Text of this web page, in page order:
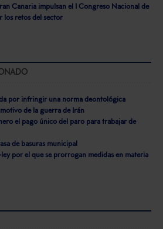
Canaria impulsan el I Congreso Nacional de
los retos del sector
por infringir una norma deontológica
de la guerra de Irán
el pago único del paro para trabajar de
de basuras municipal
por el que se prorrogan medidas en materia